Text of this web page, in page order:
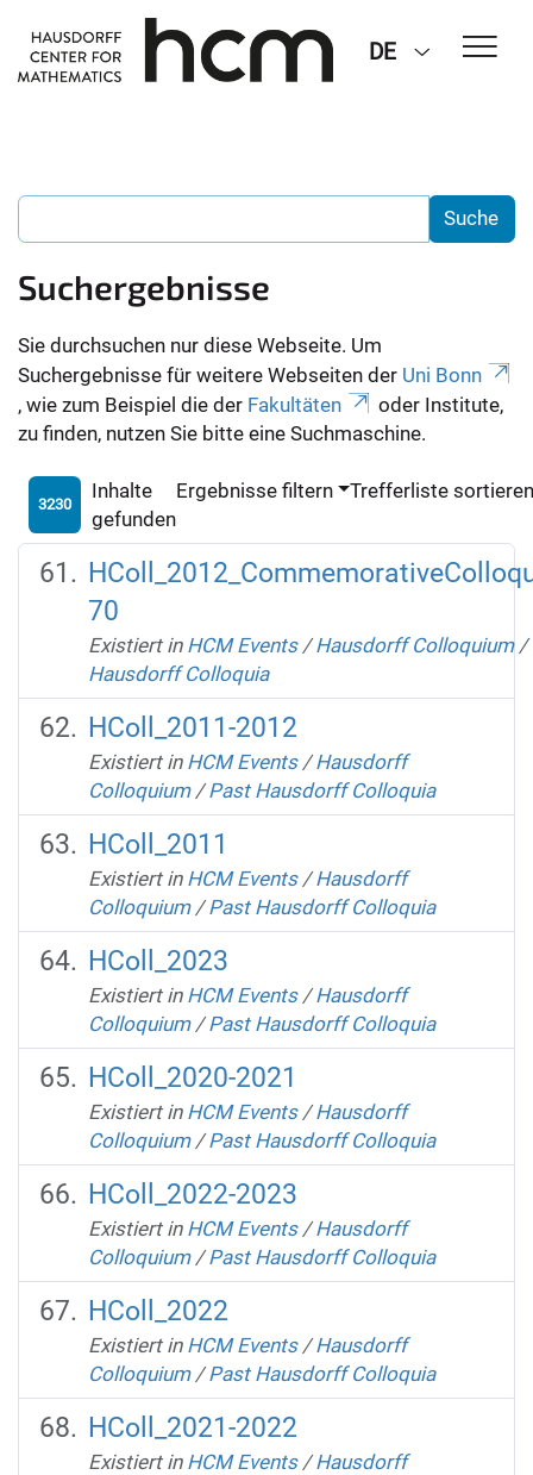
DE
Suchergebnisse
Sie durchsuchen nur diese Webseite. Um
Suchergebnisse für weitere Webseiten der Uni Bonn
, wie zum Beispiel die der Fakultäten
oder Institute,
zu finden, nutzen Sie bitte eine Suchmaschine.
3230
Inhalte
gefunden
Ergebnisse filtern Trefferliste
70
Existiert in HCM Events /Hausdorff Colloquium /
Hausdorff Colloquia
HColl_2011-2012
Existiert in HCM Events /Hausdorff
Colloquium /Past Hausdorff Colloquia
HColl_2011
Existiert in HCM Events /Hausdorff
Colloquium /Past Hausdorff Colloquia
HColl_2023
Existiert in HCM Events /Hausdorff
Colloquium /Past Hausdorff Colloquia
HColl_2020-2021
Existiert in HCM Events /Hausdorff
Colloquium /Past Hausdorff Colloquia
HColl_2022-2023
Existiert in HCM Events /Hausdorff
Colloquium /Past Hausdorff Colloquia
HColl_2022
Existiert in HCM Events /Hausdorff
Colloquium /Past Hausdorff Colloquia
HColl_2021-2022
Existiert in HCM Events /Hausdorff